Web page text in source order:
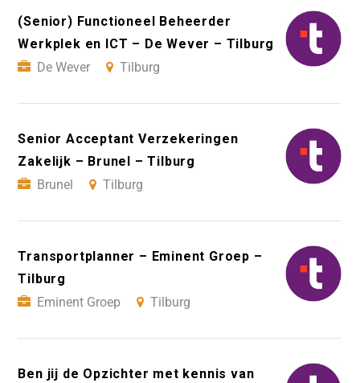
(Senior) Functioneel Beheerder
Werkplek en ICT – De Wever – Tilburg
De Wever
Tilburg
Senior Acceptant Verzekeringen
Zakelijk – Brunel – Tilburg
Brunel
Tilburg
Transportplanner – Eminent Groep –
Tilburg
Eminent Groep
Tilburg
Ben jij de Opzichter met kennis van